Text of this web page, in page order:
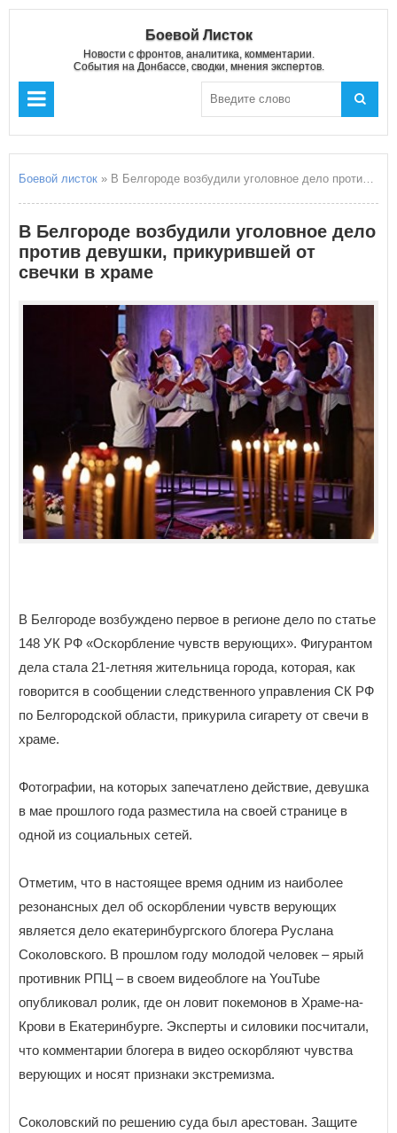
Боевой Листок
Новости с фронтов, аналитика, комментарии.
События на Донбассе, сводки, мнения экспертов.
Боевой листок » В Белгороде возбудили уголовное дело против девушки, прикурившей от свечки в храме
В Белгороде возбудили уголовное дело
против девушки, прикурившей от
свечки в храме
В Белгороде возбуждено первое в регионе дело по статье
148 УК РФ «Оскорбление чувств верующих». Фигурантом
дела стала 21-летняя жительница города, которая, как
говорится в сообщении следственного управления СК РФ
по Белгородской области, прикурила сигарету от свечи в
храме.
Фотографии, на которых запечатлено действие, девушка
в мае прошлого года разместила на своей странице в
одной из социальных сетей.
Отметим, что в настоящее время одним из наиболее
резонансных дел об оскорблении чувств верующих
является дело екатеринбургского блогера Руслана
Соколовского. В прошлом году молодой человек – ярый
противник РПЦ – в своем видеоблоге на YouTube
опубликовал ролик, где он ловит покемонов в Храме-на-
Крови в Екатеринбурге. Эксперты и силовики посчитали,
что комментарии блогера в видео оскорбляют чувства
верующих и носят признаки экстремизма.
Соколовский по решению суда был арестован. Защите